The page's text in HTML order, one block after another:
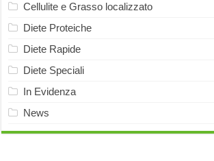
Cellulite e Grasso localizzato
Diete Proteiche
Diete Rapide
Diete Speciali
In Evidenza
News